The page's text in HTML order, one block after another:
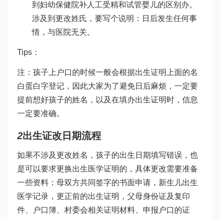
到妇幼保健院补人工受精和试管婴儿的区别 办。
涉及到更改姓氏，要写个说明：日后发生任何事
情，与医院无关。
Tips：
注：孩子上户口的时候一般会根据出生证明上面的名
白蛋白字登记，因此大家为了避免日后麻烦，一定要
提前想好孩子的姓名，以及在填办出生证明时，信息
一定要准确。
2出生证改日期流程
如果不涉及更改姓名，孩子的出生日期填写错误，也
是可以要求更换出生医学证明的，具体更改需要准备
一些资料：母双方共同签字的书面申请，新生儿出生
医学记录，更正前的出生证明，父母身份证及复印
件、户口簿、村委会相关证明材料、申报户口的证